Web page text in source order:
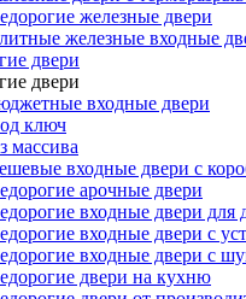
железные двери
железные входные
двери
двери
входные двери
ключ
массива
входные двери с
арочные двери
входные двери для
входные двери с
входные двери с
двери на кухню